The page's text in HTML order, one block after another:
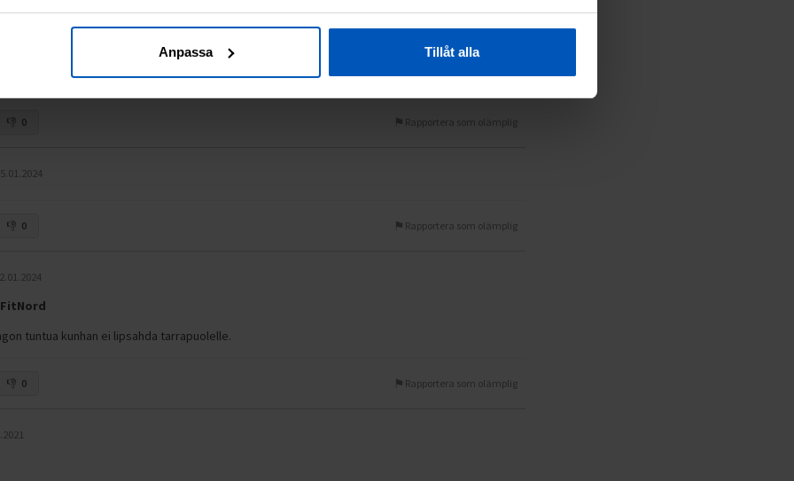
Anpassa Tillåt alla
0 Rapportera som olämplig
0 Rapportera som olämplig
tuntua kunhan ei lipsahda tarrapuolelle.
0 Rapportera som olämplig